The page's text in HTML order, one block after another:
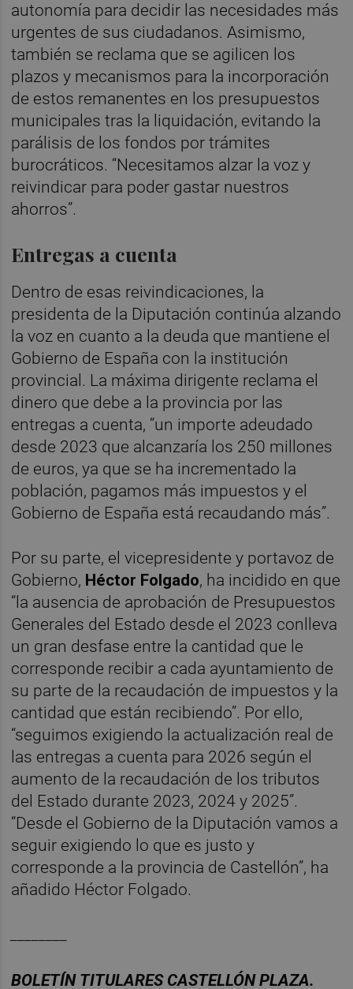
autonomía para decidir las necesidades más
urgentes de sus ciudadanos. Asimismo,
también se reclama que se agilicen los
plazos y mecanismos para la incorporación
de estos remanentes en los presupuestos
municipales tras la liquidación, evitando la
parálisis de los fondos por trámites
burocráticos. “Necesitamos alzar la voz y
reivindicar para poder gastar nuestros
ahorros”.
Entregas a cuenta
Dentro de esas reivindicaciones, la
presidenta de la Diputación continúa alzando
la voz en cuanto a la deuda que mantiene el
Gobierno de España con la institución
provincial. La máxima dirigente reclama el
dinero que debe a la provincia por las
entregas a cuenta, “un importe adeudado
desde 2023 que alcanzaría los 250 millones
de euros, ya que se ha incrementado la
población, pagamos más impuestos y el
Gobierno de España está recaudando más”.
Por su parte, el vicepresidente y portavoz de
Gobierno, Héctor Folgado, ha incidido en que
“la ausencia de aprobación de Presupuestos
Generales del Estado desde el 2023 conlleva
un gran desfase entre la cantidad que le
corresponde recibir a cada ayuntamiento de
su parte de la recaudación de impuestos y la
cantidad que están recibiendo”. Por ello,
“seguimos exigiendo la actualización real de
las entregas a cuenta para 2026 según el
aumento de la recaudación de los tributos
del Estado durante 2023, 2024 y 2025”.
“Desde el Gobierno de la Diputación vamos a
seguir exigiendo lo que es justo y
corresponde a la provincia de Castellón”, ha
añadido Héctor Folgado.
BOLETÍNTITULARES CASTELLÓNPLAZA.